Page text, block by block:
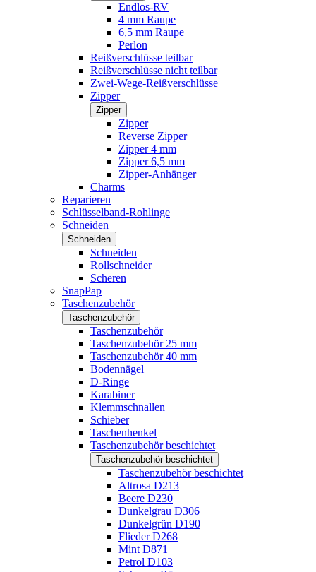
Endlos-RV
4 mm Raupe
6,5 mm Raupe
Perlon
Reißverschlüsse teilbar
Reißverschlüsse nicht teilbar
Zwei-Wege-Reißverschlüsse
Zipper
Zipper
Zipper
Reverse Zipper
Zipper 4 mm
Zipper 6,5 mm
Zipper-Anhänger
Charms
Reparieren
Schlüsselband-Rohlinge
Schneiden
Schneiden
Schneiden
Rollschneider
Scheren
SnapPap
Taschenzubehör
Taschenzubehör
Taschenzubehör
Taschenzubehör 25 mm
Taschenzubehör 40 mm
Bodennägel
D-Ringe
Karabiner
Klemmschnallen
Schieber
Taschenhenkel
Taschenzubehör beschichtet
Taschenzubehör beschichtet
Taschenzubehör beschichtet
Altrosa D213
Beere D230
Dunkelgrau D306
Dunkelgrün D190
Flieder D268
Mint D871
Petrol D103